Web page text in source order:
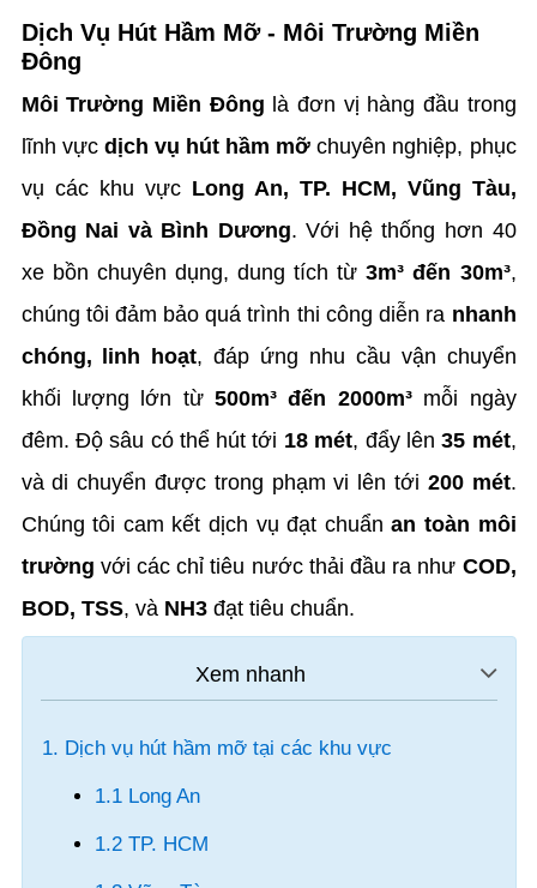
Dịch Vụ Hút Hầm Mỡ - Môi Trường Miền
Đông
Môi Trường Miền Đông là đơn vị hàng đầu trong
lĩnh vực dịch vụ hút hầm mỡ chuyên nghiệp, phục
vụ các khu vực Long An, TP. HCM, Vũng Tàu,
Đồng Nai và Bình Dương. Với hệ thống hơn 40
xe bồn chuyên dụng, dung tích từ3m³ đến 30m³,
chúng tôi đảm bảo quá trình thi công diễn ra nhanh
chóng, linh hoạt, đáp ứng nhu cầu vận chuyển
khối lượng lớn từ 500m³ đến 2000m³mỗi ngày
đêm. Độ sâu có thể hút tới 18 mét, đẩy lên35 mét,
và di chuyển được trong phạm vi lên tới 200 mét.
Chúng tôi cam kết dịch vụ đạt chuẩnan toàn môi
trường với các chỉ tiêu nước thải đầu ra như COD,
BOD, TSS, và NH3đạt tiêu chuẩn.
1. Dịch vụ hút hầm mỡ tại các khu vực
1.1 Long An
1.2 TP. HCM